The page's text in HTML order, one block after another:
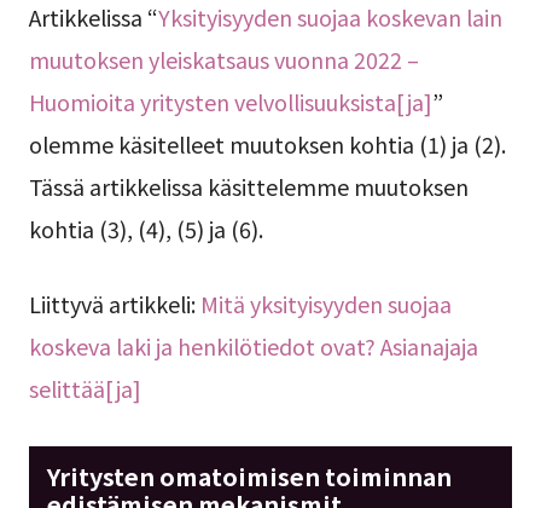
Artikkelissa “Yksityisyyden suojaa koskevan lain
muutoksen yleiskatsaus vuonna 2022 –
Huomioita yritysten velvollisuuksista[ja]”
olemme käsitelleet muutoksen kohtia (1) ja (2).
Tässä artikkelissa käsittelemme muutoksen
kohtia (3), (4), (5) ja (6).
Liittyvä artikkeli: Mitä yksityisyyden suojaa
koskeva laki ja henkilötiedot ovat? Asianajaja
selittää[ja]
Yritysten omatoimisen toiminnan